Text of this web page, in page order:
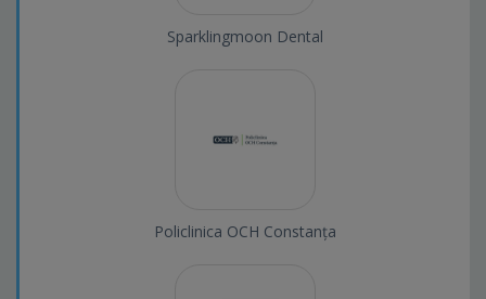
Sparklingmoon Dental
Policlinica OCH Constanța